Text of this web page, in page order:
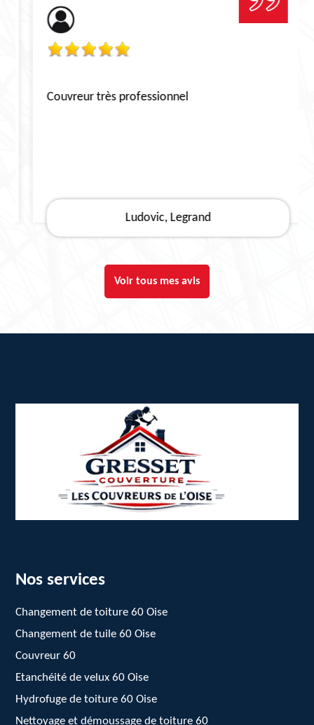
Couvreur très professionnel
Ludovic, Legrand
Voir tous mes avis
Nos services
Changement de toiture 60 Oise
Changement de tuile 60 Oise
Couvreur 60
Etanchéité de velux 60 Oise
Hydrofuge de toiture 60 Oise
Nettoyage et démoussage de toiture 60